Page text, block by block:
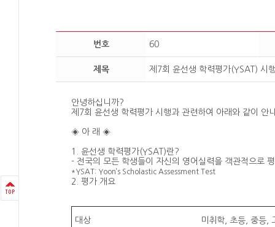
번호 60
제목 제7회 윤선생 학력평가(YSAT) 시
안녕하십니까?
제7회 윤선생 학력평가 시행과 관련하여 아래와 같이 안
◈ 아 래 ◈
1. 윤선생 학력평가(YSAT)란?
- 전국의 모든 학생들이 자신의 영어실력을 객관적으로
*YSAT: Yoon’s Scholastic Assessment Test
2. 평가 개요
대상 미취학, 초등, 중등,